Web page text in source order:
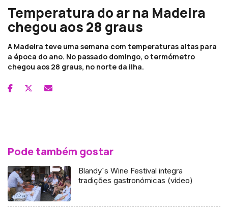
Temperatura do ar na Madeira
chegou aos 28 graus
A Madeira teve uma semana com temperaturas altas para
a época do ano. No passado domingo, o termómetro
chegou aos 28 graus, no norte da ilha.
Pode também gostar
Blandy´s Wine Festival integra
tradições gastronómicas (vídeo)